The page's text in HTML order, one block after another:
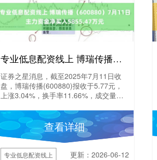
专业低息配资线上 博瑞传播（600880）7月11日主力资金净买入5855.47万元
证券之星消息，截至2025年7月11日收
盘，博瑞传播(600880)报收于5.77元，
上涨3.04%，换手率11.66%，成交量
查看详细
专业低息配资线上 更新：2026-06-12